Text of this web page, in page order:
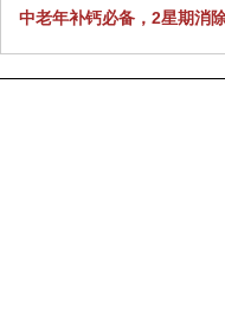
中老年补钙必备，2星期消